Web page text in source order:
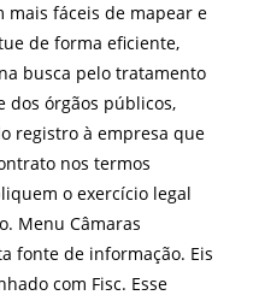
mais fáceis de mapear e
de forma eficiente,
busca pelo tratamento
dos órgãos públicos,
registro à empresa que
nos termos
o exercício legal
Menu Câmaras
fonte de informação. Eis
com Fisc. Esse